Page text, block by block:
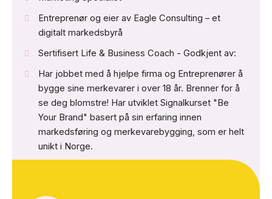
Entreprenør og eier av Eagle Consulting – et
digitalt markedsbyrå
Sertifisert Life & Business Coach - Godkjent av:
Har jobbet med å hjelpe firma og Entreprenører å
bygge sine merkevarer i over 18 år. Brenner for å
se deg blomstre! Har utviklet Signalkurset "Be
Your Brand" basert på sin erfaring innen
markedsføring og merkevarebygging, som er helt
unikt i Norge.